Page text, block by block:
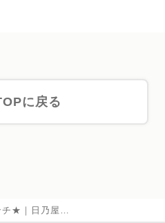
に戻る
チ★｜日乃屋…